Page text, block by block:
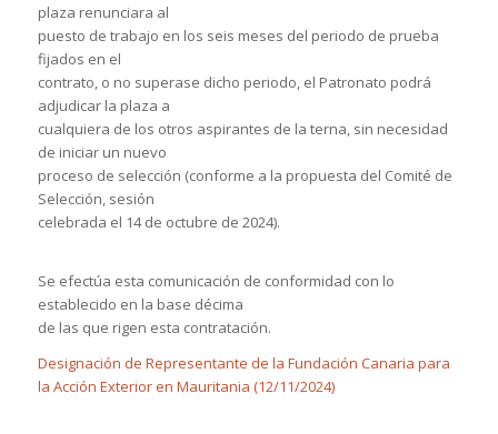
plaza renunciara al
puesto de trabajo en los seis meses del periodo de prueba
fijados en el
contrato, o no superase dicho periodo, el Patronato podrá
adjudicar la plaza a
cualquiera de los otros aspirantes de la terna, sin necesidad
de iniciar un nuevo
proceso de selección (conforme a la propuesta del Comité de
Selección, sesión
celebrada el 14 de octubre de 2024).
Se efectúa esta comunicación de conformidad con lo
establecido en la base décima
de las que rigen esta contratación.
Designación de Representante de la Fundación Canaria para
la Acción Exterior en Mauritania (12/11/2024)